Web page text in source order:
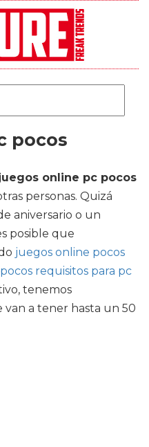
pocos
online pc pocos
personas. Quizá
aniversario o un
posible que
juegos online pocos
requisitos para pc
tenemos
a tener hasta un 50